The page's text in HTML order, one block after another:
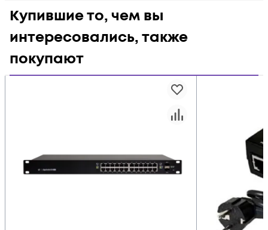
Купившие то, чем вы
интересовались, также
покупают